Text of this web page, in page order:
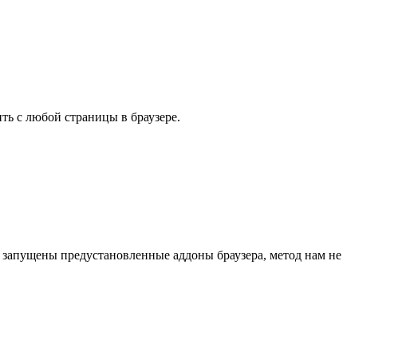
с любой страницы в браузере.
предустановленные аддоны браузера, метод нам не